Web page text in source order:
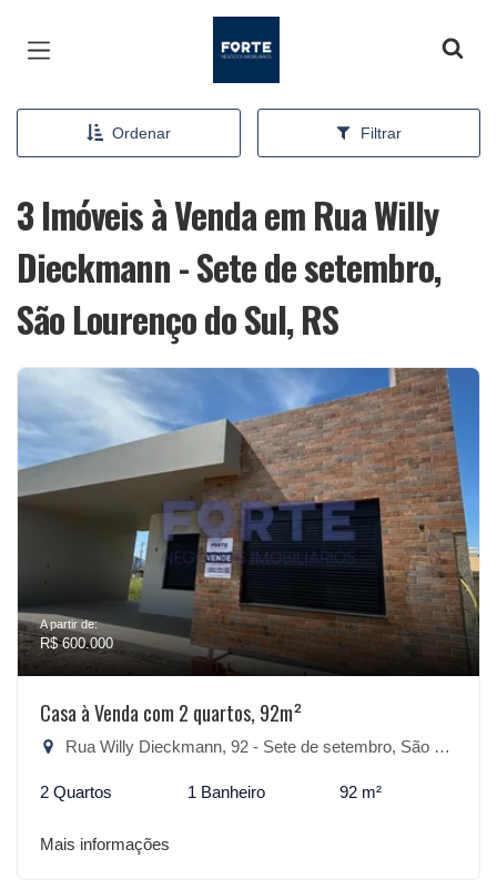
Ordenar Filtrar
3 Imóveis à Venda em Rua Willy
Dieckmann - Sete de setembro,
São Lourenço do Sul, RS
A partir de:
R$ 600.000
Casa à Venda com 2 quartos, 92m²
Rua Willy Dieckmann, 92 - Sete de setembro, São Lourenço do Sul-RS
2 Quartos 1 Banheiro 92 m²
Mais informações